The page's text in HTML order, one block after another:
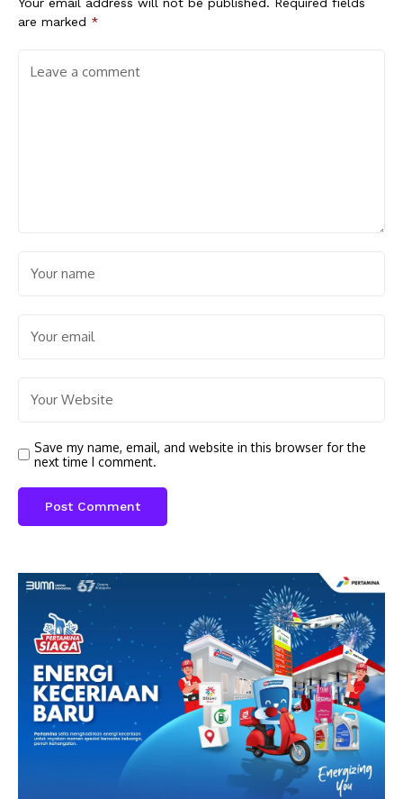
Your email address will not be published. Required fields
are marked *
Save my name, email, and website in this browser for the
next time I comment.